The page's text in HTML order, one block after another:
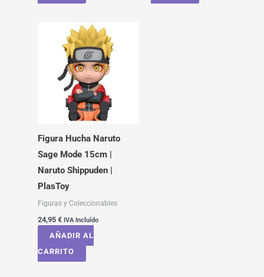
Figura Hucha Naruto
Sage Mode 15cm |
Naruto Shippuden |
PlasToy
Figuras y Coleccionables
24,95 € IVA Incluído
AÑADIR AL
CARRITO